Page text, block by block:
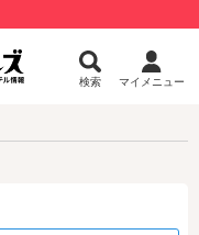
検索 マイメニュー